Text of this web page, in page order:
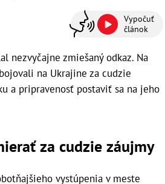
Vypočuť
článok
nezvyčajne zmiešaný odkaz. Na
na Ukrajine za cudzie
a pripravenosť postaviť sa na jeho
za cudzie záujmy
vystúpenia v meste